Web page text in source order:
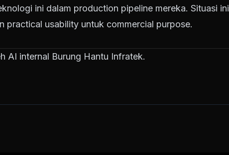
ini dalam production pipeline mereka. Situasi ini
practical usability untuk commercial purpose.
AI internal Burung Hantu Infratek.